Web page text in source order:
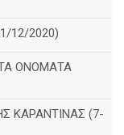
12/2020)
ΟΝΟΜΑΤΑ
ΚΑΡΑΝΤΙΝΑΣ (7-